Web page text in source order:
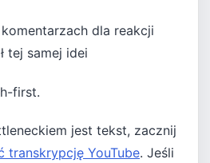
dla reakcji
tej samej idei
first.
jest tekst, zacznij
transkrypcję YouTube. Jeśli